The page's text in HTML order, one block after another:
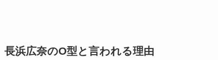
長浜広奈のO型と言われる理由